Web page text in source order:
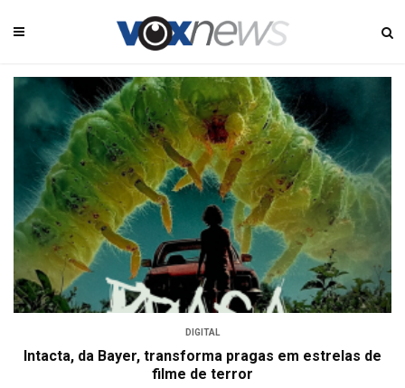
DIGITAL
Intacta, da Bayer, transforma pragas em estrelas de
filme de terror